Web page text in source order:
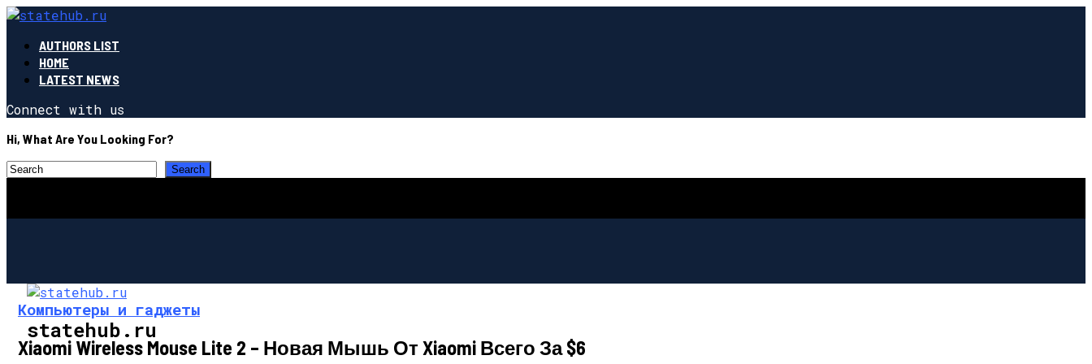
AUTHORS LIST
HOME
LATEST NEWS
Connect with us
Hi, What Are You Looking For?
statehub.ru
Компьютеры и гаджеты
Xiaomi Wireless Mouse Lite 2 – Новая Мышь От Xiaomi Всего За $6